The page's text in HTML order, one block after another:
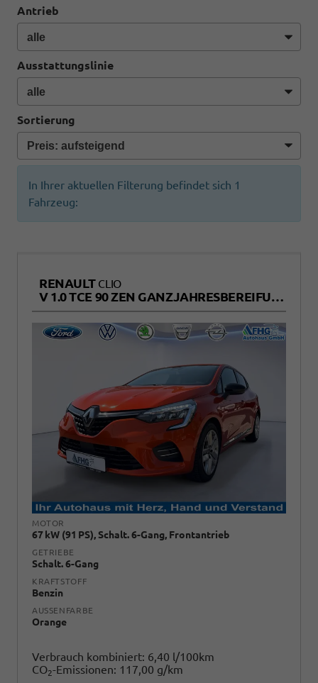
Antrieb
Ausstattungslinie
Sortierung
In Ihrer aktuellen Filterung befindet sich 1
Fahrzeug:
RENAULT CLIO
V 1.0 TCE 90 ZEN GANZJAHRESBEREIFUNG
MOTOR
67 kW (91 PS), Schalt. 6-Gang, Frontantrieb
GETRIEBE
Schalt. 6-Gang
KRAFTSTOFF
Benzin
AUSSENFARBE
Orange
Verbrauch kombiniert: 6,40 l/100km
CO2-Emissionen: 117,00 g/km